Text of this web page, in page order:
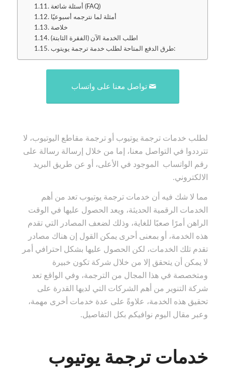
أسئلة شائعة (FAQ)
أمثلة لما نترجمه أسبوعيًا
خلاصة
اطلب الخدمة الآن (الفقرة الثابتة)
طرق الدفع المتاحة لطلب خدمة ترجمة يويتوب:
تواصل معنا على واتساب
لطلب خدمات ترجمة يوتيوب أو ترجمة مقاطع اليوتيوب، لا
تترددوا في التواصل معنا، إما من خلال إرسالة رسالة على
رقم الواتساب الموجود في الأعلى، أو عن طريق البريد
الالكتروني.
مما لا شك فيه أن خدمات ترجمة يوتيوب تعد من أهم
الخدمات الرقمية الحديثة، ويعد الحصول عليها في الوقت
الراهن أمرًا صعبًا للغاية، وذلك لضعف المصادر التي تقدم
هذه الخدمة، أو بمعنى أحرى يمكن القول إن هناك مصادر
تقدم تلك الخدمات، لكن الحصول عليها بشكل احترافي أمر
لا يمكن أن يتحقق إلا من خلال شركة تكون خبيرة
ومتخصصة في هذا المجال من الترجمة، وفي الواقع تعد
شركة التنوير من أهم الشركات التي لديها القدرة على
تحقيق هذه الخدمة، علاوةً على عدة خدمات أخرى مهمة،
وعبر مقال اليوم نوافيكم بكل التفاصيل.
خدمات ترجمة يوتيوب